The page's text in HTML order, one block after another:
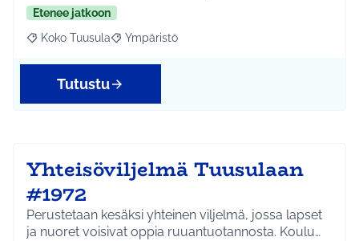
Etenee jatkoon
Rajaa tulokset aihepiirin mukaan: Koko Tuusula
Koko Tuusula Rajaa tulokset teeman mukaan: Ympäristö
Ympäristö
Tutustu
Yhteisöviljelmä Tuusulaan
#1972
Perustetaan kesäksi yhteinen viljelmä, jossa lapset
ja nuoret voisivat oppia ruuantuotannosta. Koulu…